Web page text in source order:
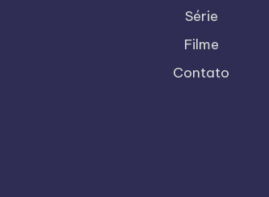
Série
Filme
Contato